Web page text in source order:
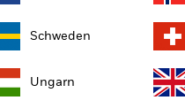
Schweden
Ungarn